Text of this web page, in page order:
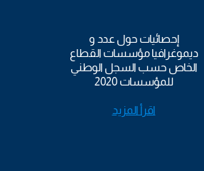
إحصائيات حول عدد و
ديموغرافيا مؤسسات القطاع
الخاص حسب السجل الوطني
للمؤسسات 2020
اقرأ المزيد